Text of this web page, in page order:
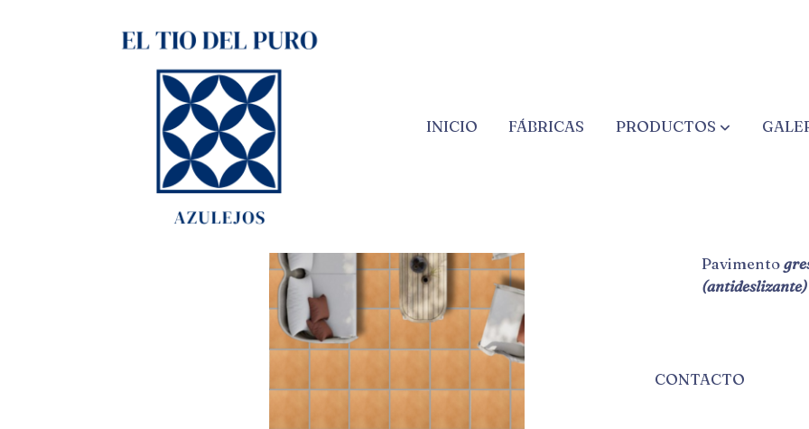
INICIO FÁBRICAS PRODUCTOS
CONTACTO
JAVEA 25X25 1ª
Pavimento
(antideslizante)